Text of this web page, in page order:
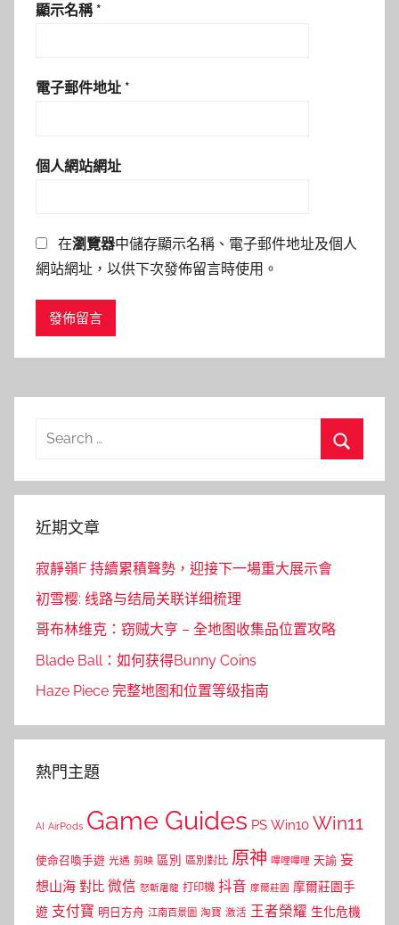
顯示名稱 *
電子郵件地址 *
個人網站網址
在瀏覽器中儲存顯示名稱、電子郵件地址及個人
網站網址，以供下次發佈留言時使用。
Search
近期文章
寂靜嶺F 持續累積聲勢，迎接下一場重大展示會
初雪樱: 线路与结局关联详细梳理
哥布林维克：窃贼大亨 – 全地图收集品位置攻略
Blade Ball：如何获得Bunny Coins
Haze Piece 完整地图和位置等级指南
熱門主題
AI AirPods Game Guides PS Win10 Win11
使命召喚手遊 光遇 剪映 區別 區別對比 原神 嗶哩嗶哩 天諭 妄
想山海 對比 微信 怒斬屠龍 打印機 抖音 摩爾莊園 摩爾莊園手
遊 支付寶 明日方舟 江南百景圖 淘寶 激活 王者榮耀 生化危機